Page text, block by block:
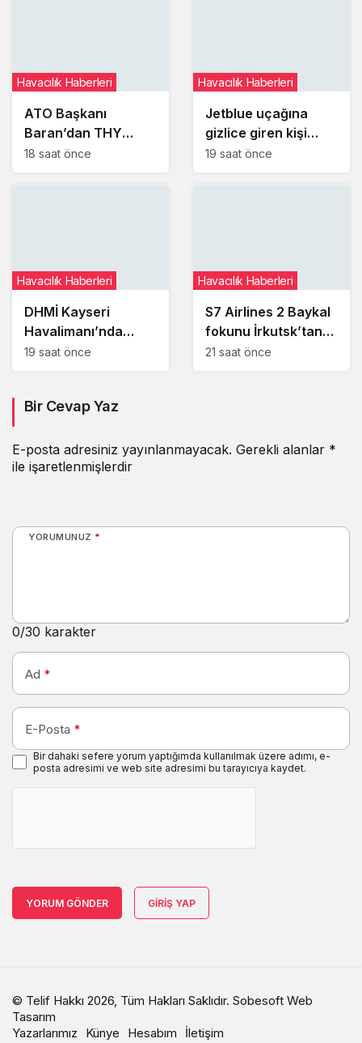
ATO Başkanı
Baran’dan THY
Yönetim Kurulu
Havacılık Haberleri
18 saat önce
Jetblue uçağına
gizlice giren kişi
uyuyakaldığı
Havacılık Haberleri
19 saat önce
DHMİ Kayseri
Havalimanı’nda
kayıp ve buluntu
çıkaracak
Havacılık Haberleri
19 saat önce
S7 Airlines 2 Baykal
fokunu İrkutsk’tan
Moskova’ya taşıdı
Havacılık Haberleri
21 saat önce
Bir Cevap Yaz
E-posta adresiniz yayınlanmayacak. Gerekli alanlar *
ile işaretlenmişlerdir
YORUMUNUZ *
0/30 karakter
Ad *
E-Posta *
Bir dahaki sefere yorum yaptığımda kullanılmak üzere adımı, e-
posta adresimi ve web site adresimi bu tarayıcıya kaydet.
YORUM GÖNDER GIRIŞ YAP
© Telif Hakkı 2026, Tüm Hakları Saklıdır. Sobesoft Web
Tasarım
Yazarlarımız
Künye Hesabım İletişim